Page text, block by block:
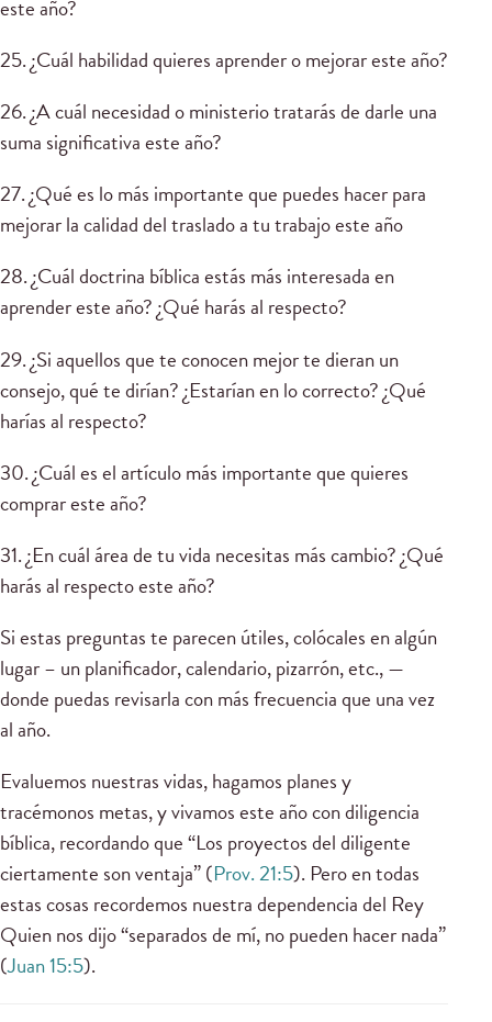
este año?
25. ¿Cuál habilidad quieres aprender o mejorar este año?
26. ¿A cuál necesidad o ministerio tratarás de darle una
suma significativa este año?
27. ¿Qué es lo más importante que puedes hacer para
mejorar la calidad del traslado a tu trabajo este año
28. ¿Cuál doctrina bíblica estás más interesada en
aprender este año? ¿Qué harás al respecto?
29. ¿Si aquellos que te conocen mejor te dieran un
consejo, qué te dirían? ¿Estarían en lo correcto? ¿Qué
harías al respecto?
30. ¿Cuál es el artículo más importante que quieres
comprar este año?
31. ¿En cuál área de tu vida necesitas más cambio? ¿Qué
harás al respecto este año?
Si estas preguntas te parecen útiles, colócales en algún
lugar – un planificador, calendario, pizarrón, etc., —
donde puedas revisarla con más frecuencia que una vez
al año.
Evaluemos nuestras vidas, hagamos planes y
tracémonos metas, y vivamos este año con diligencia
bíblica, recordando que “Los proyectos del diligente
ciertamente son ventaja” (Prov. 21:5). Pero en todas
estas cosas recordemos nuestra dependencia del Rey
Quien nos dijo “separados de mí, no pueden hacer nada”
(Juan 15:5).